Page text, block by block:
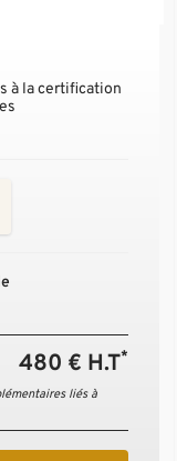
à la certification
480 € H.T*
liés à